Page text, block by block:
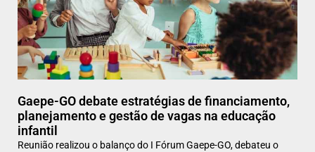
Gaepe-GO debate estratégias de financiamento,
planejamento e gestão de vagas na educação
infantil
Reunião realizou o balanço do I Fórum Gaepe-GO, debateu o